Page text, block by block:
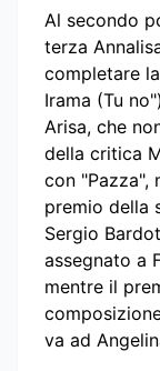
Al secondo
terza
completare
Irama (Tu
Arisa, che
della critica
con "Pazza",
premio della
Sergio
assegnato a
mentre il
va ad